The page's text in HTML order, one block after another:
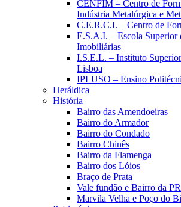
CENFIM – Centro de
Indústria Metalúrgica e
C.E.R.C.I. – Centro de
E.S.A.I. – Escola Superior
Imobiliárias
I.S.E.L. – Instituto
Lisboa
IPLUSO – Ensino
Heráldica
História
Bairro das Amendoeiras
Bairro do Armador
Bairro do Condado
Bairro Chinês
Bairro da Flamenga
Bairro dos Lóios
Braço de Prata
Vale fundão e Bairro da
Marvila Velha e Poço do